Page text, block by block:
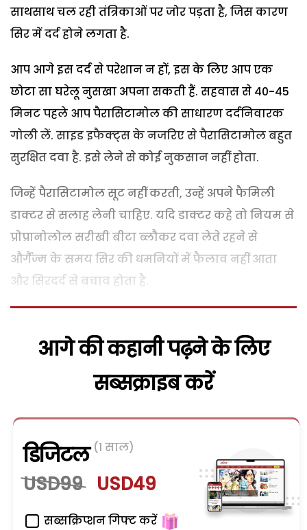
साथसाथ चल रही तंत्रिकाओं पर जोर पड़ता है, जिस कारण
सिर में दर्द होने लगता है.
आप आगे इस दर्द से परेशान न हों, इस के लिए आप एक
छोटा सा घरेलू नुसखा अपना सकती हैं. सहवास से 40-45
मिनट पहले आप पैरासिटामोल की साधारण दर्दनिवारक
गोली लें. साइड इफैक्ट्स के नजरिए से पैरासिटामोल बहुत
सुरक्षित दवा है. इसे लेने से कोई नुकसान नहीं होता.
जिन्हें पैरासिटामोल सूट नहीं करती, उन्हें अपने फैमिली
डाक्टर से सलाह लेनी चाहिए. यदि डाक्टर कहे तो नियम से
प्रोप्रानोलोल सरीखी बीटा ब्लौकर दवा लेते रहने से
और्गैज्म के समय सिर की धमनियों में फैलाव नहीं आता
और सिरदर्द से बचाव होता है.
आगे की कहानी पढ़ने के लिए
सब्सक्राइब करें
डिजिटल (1 साल)
USD99 USD49
सब्सक्रिप्शन गिफ्ट करें